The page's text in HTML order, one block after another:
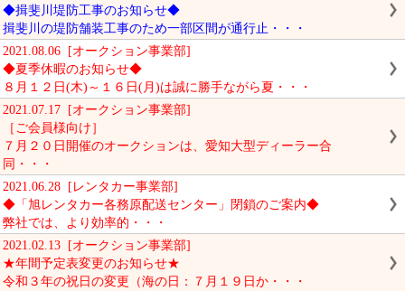
◆揖斐川堤防工事のお知らせ◆
揖斐川の堤防舗装工事のため一部区間が通行止・・・
2021.08.06 [オークション事業部]
◆夏季休暇のお知らせ◆
８月１２日(木)～１６日(月)は誠に勝手ながら夏・・・
2021.07.17 [オークション事業部]
［ご会員様向け］
７月２０日開催のオークションは、愛知大型ディーラー合
同・・・
2021.06.28 [レンタカー事業部]
◆「旭レンタカー各務原配送センター」閉鎖のご案内◆
弊社では、より効率的・・・
2021.02.13 [オークション事業部]
★年間予定表変更のお知らせ★
令和３年の祝日の変更（海の日：７月１９日か・・・